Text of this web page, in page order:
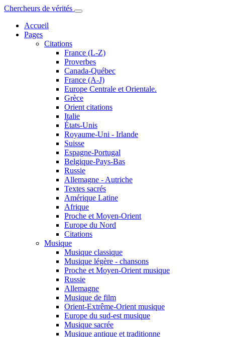
Chercheurs de vérités
Accueil
Pages
Citations
France (L-Z)
Proverbes
Canada-Québec
France (A-J)
Europe Centrale et Orientale.
Grèce
Orient citations
Italie
États-Unis
Royaume-Uni - Irlande
Suisse
Espagne-Portugal
Belgique-Pays-Bas
Russie
Allemagne - Autriche
Textes sacrés
Amérique Latine
Afrique
Proche et Moyen-Orient
Europe du Nord
Citations
Musique
Musique classique
Musique légère - chansons
Proche et Moyen-Orient musique
Russie
Allemagne
Musique de film
Orient-Extrême-Orient musique
Europe du sud-est musique
Musique sacrée
Musique antique et traditionne